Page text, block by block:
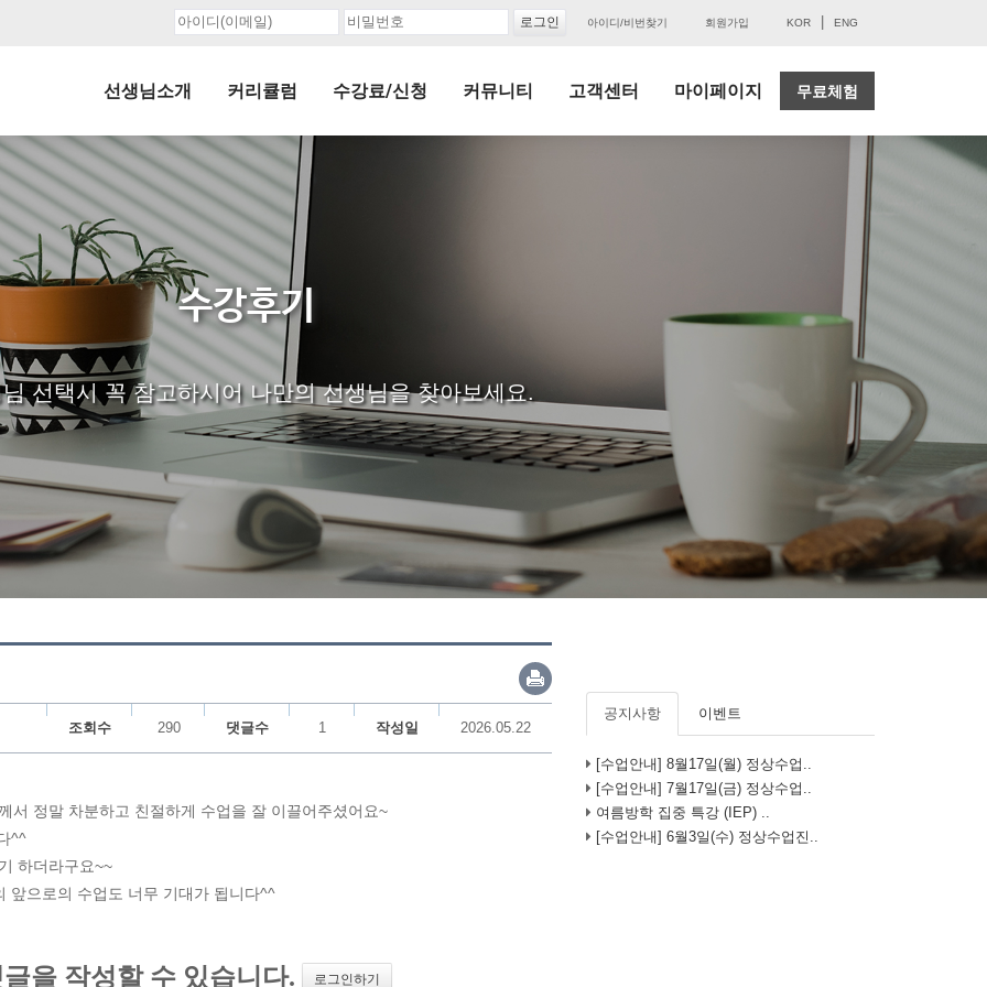
아이디/비번찾기 회원가입 KOR ENG
선생님소개 커리큘럼 수강료/신청 커뮤니티 고객센터 마이페이지 무료체험
수강후기
선택시 꼭 참고하시어 나만의 선생님을 찾아보세요.
조회수 290 댓글수 1 작성일 2026.05.22
서 정말 차분하고 친절하게 수업을 잘 이끌어주셨어요~
^^
하더라구요~~
앞으로의 수업도 너무 기대가 됩니다^^
공지사항 이벤트
[수업안내] 8월17일(월) 정상수업..
[수업안내] 7월17일(금) 정상수업..
여름방학 집중 특강 (IEP) ..
[수업안내] 6월3일(수) 정상수업진..